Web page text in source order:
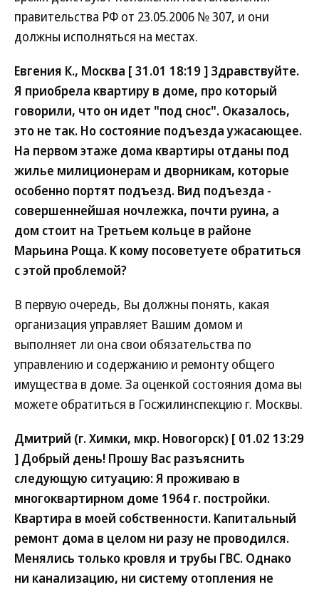
правительства РФ от 23.05.2006 № 307, и они
должны исполняться на местах.
Евгения К., Москва [ 31.01 18:19 ] Здравствуйте.
Я приобрела квартиру в доме, про который
говорили, что он идет "под снос". Оказалось,
это не так. Но состояние подъезда ужасающее.
На первом этаже дома квартиры отданы под
жилье милиционерам и дворникам, которые
особенно портят подъезд. Вид подъезда -
совершеннейшая ночлежка, почти руина, а
дом стоит на Третьем кольце в районе
Марьина Роща. К кому посоветуете обратиться
с этой проблемой?
В первую очередь, Вы должны понять, какая
организация управляет Вашим домом и
выполняет ли она свои обязательства по
управлению и содержанию и ремонту общего
имущества в доме. За оценкой состояния дома вы
можете обратиться в Госжилинспекцию г. Москвы.
Дмитрий (г. Химки, мкр. Новогорск) [ 01.02 13:29
] Добрый день! Прошу Вас разъяснить
следующую ситуацию: Я проживаю в
многоквартирном доме 1964 г. постройки.
Квартира в моей собственности. Капитальный
ремонт дома в целом ни разу не проводился.
Менялись только кровля и трубы ГВС. Однако
ни канализацию, ни систему отопления не